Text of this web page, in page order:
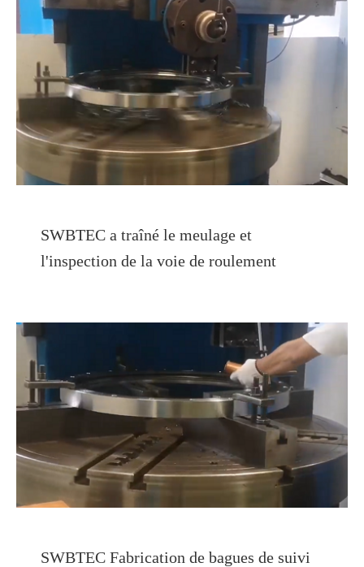
SWBTEC a traîné le meulage et
l'inspection de la voie de roulement
SWBTEC Fabrication de bagues de suivi